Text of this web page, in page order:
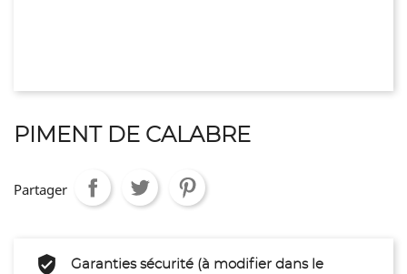
PIMENT DE CALABRE
Partager
Garanties sécurité (à modifier dans le